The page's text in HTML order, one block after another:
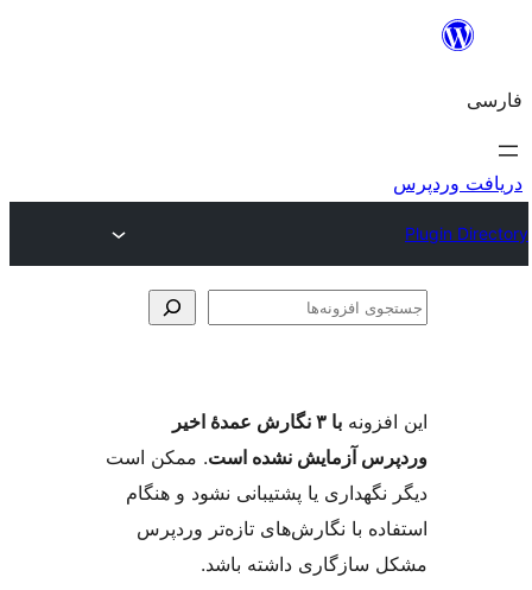
با ۳ نگارش عمدهٔ اخیر
آزمایش نشده است. ممکن است
یا پشتیبانی نشود و هنگام
با نگارش‌های تازه‌تر وردپرس
داشته باشد.